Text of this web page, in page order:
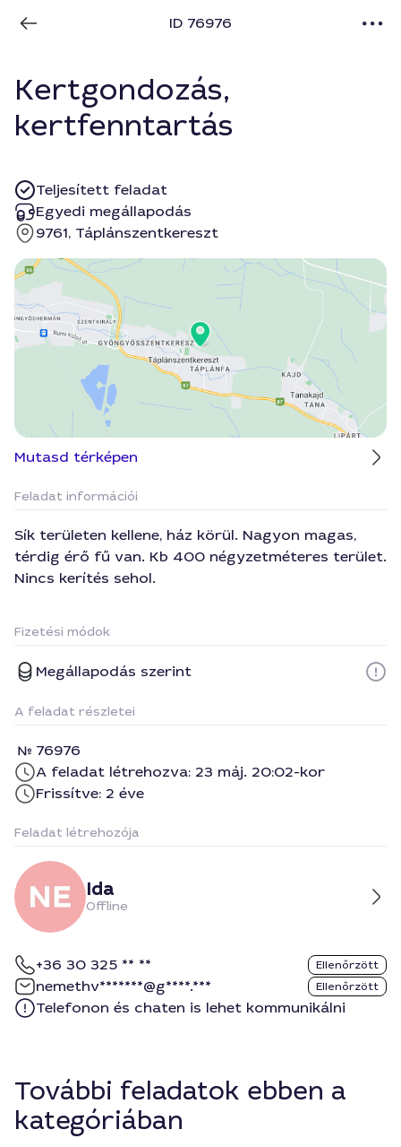
ID 76976
Kertgondozás,
kertfenntartás
Teljesített feladat
Egyedi megállapodás
9761, Táplánszentkereszt
Mutasd térképen
Feladat információi
Sík területen kellene, ház körül. Nagyon magas,
térdig érő fű van. Kb 400 négyzetméteres terület.
Nincs kerítés sehol.
Fizetési módok
Megállapodás szerint
A feladat részletei
76976
A feladat létrehozva: 23 máj. 20:02-kor
Frissítve: 2 éve
Feladat létrehozója
Ida
Offline
+36 30 325 ** ** Ellenőrzött
nemethv*******@g****.*** Ellenőrzött
Telefonon és chaten is lehet kommunikálni
További feladatok ebben a
kategóriában